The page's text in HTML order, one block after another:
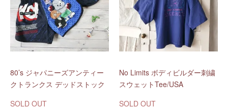
80’s ジャパニーズアンティー
クトランクス デッドストック
SOLD OUT
No Limits ボディビルダー刺繍
スウェットTee/USA
SOLD OUT